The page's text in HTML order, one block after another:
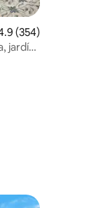
(354)
jardín,